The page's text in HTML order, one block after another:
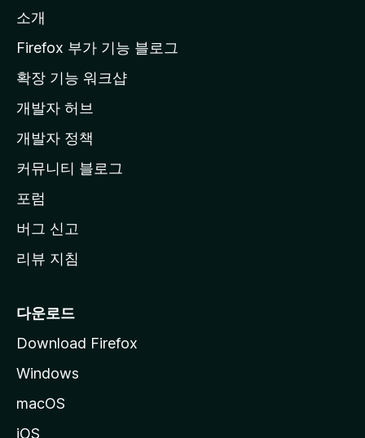
l
a
페
이
지
이
동
소개
Firefox 부가 기능 블로그
확장 기능 워크샵
개발자 허브
개발자 정책
커뮤니티 블로그
포럼
버그 신고
리뷰 지침
다운로드
Download Firefox
Windows
macOS
iOS